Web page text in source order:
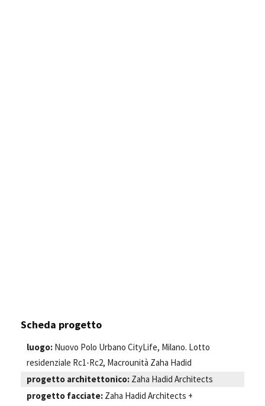
Scheda progetto
luogo: Nuovo Polo Urbano CityLife, Milano. Lotto
residenziale Rc1-Rc2, Macrounità Zaha Hadid
progetto architettonico: Zaha Hadid Architects
progetto facciate: Zaha Hadid Architects +